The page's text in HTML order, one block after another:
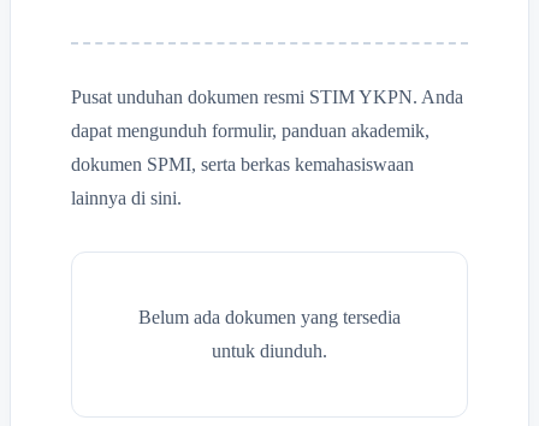
Pusat unduhan dokumen resmi STIM YKPN. Anda
dapat mengunduh formulir, panduan akademik,
dokumen SPMI, serta berkas kemahasiswaan
lainnya di sini.
Belum ada dokumen yang tersedia
untuk diunduh.